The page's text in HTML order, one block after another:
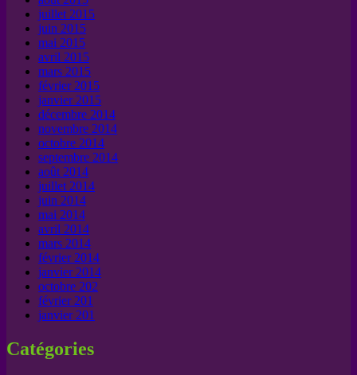
juillet 2015
juin 2015
mai 2015
avril 2015
mars 2015
février 2015
janvier 2015
décembre 2014
novembre 2014
octobre 2014
septembre 2014
août 2014
juillet 2014
juin 2014
mai 2014
avril 2014
mars 2014
février 2014
janvier 2014
octobre 202
février 201
janvier 201
Catégories